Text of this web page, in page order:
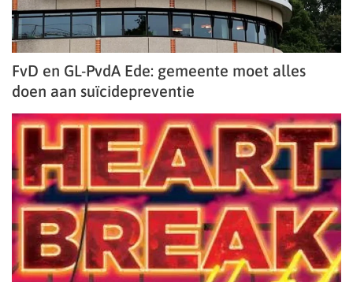
FvD en GL-PvdA Ede: gemeente moet alles
doen aan suïcidepreventie